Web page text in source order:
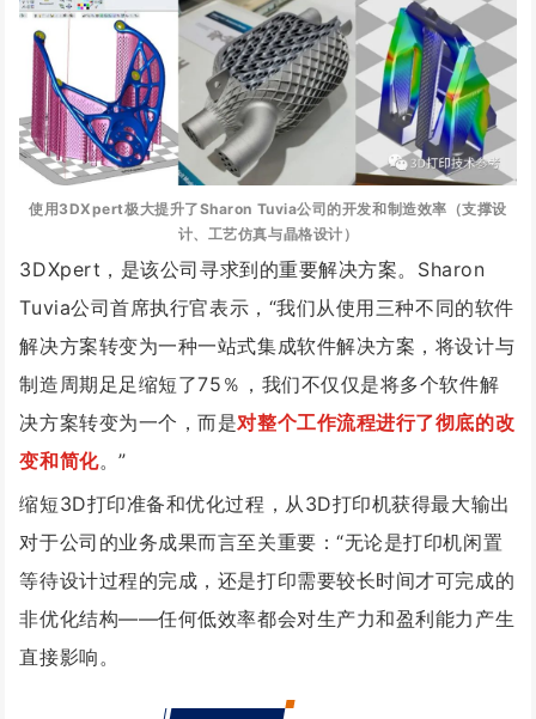
使用3DXpert极大提升了Sharon Tuvia公司的开发和制造效率（支撑设
计、工艺仿真与晶格设计）
3DXpert，是该公司寻求到的重要解决方案。 Sharon
Tuvia公司首席执行官表示，“我们从使用三种不同的软件
解决方案转变为一种一站式集成软件解决方案，将设计与
制造周期足足缩短了75％，我们不仅仅是将多个软件解
决方案转变为一个，而是对整个工作流程进行了彻底的改
变和简化。”
缩短3D打印准备和优化过程，从3D打印机获得最大输出
对于公司的业务成果而言至关重要：“无论是打印机闲置
等待设计过程的完成，还是打印需要较长时间才可完成的
非优化结构——任何低效率都会对生产力和盈利能力产生
直接影响。